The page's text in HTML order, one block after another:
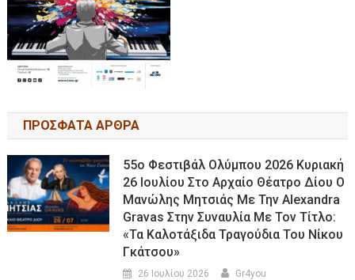
ΠΡΟΣΦΑΤΑ ΑΡΘΡΑ
55ο Φεστιβάλ Ολύμπου 2026 Κυριακή
26 Ιουλίου Στο Αρχαίο Θέατρο Δίου Ο
Μανώλης Μητσιάς Με Την Alexandra
Gravas Στην Συναυλία Με Τον Τίτλο:
«τα Καλοτάξιδα Τραγούδια Του Νίκου
Γκάτσου»
26 Ιουλίου 2026 Gr4you